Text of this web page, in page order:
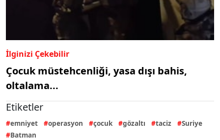
İlginizi Çekebilir
Çocuk müstehcenliği, yasa dışı bahis,
oltalama...
Etiketler
emniyet operasyon çocuk gözaltı taciz
Suriye
Batman